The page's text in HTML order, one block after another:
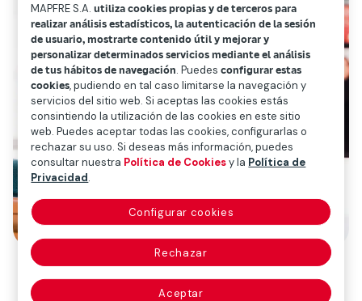
MAPFRE S.A.utiliza cookies propias y de terceros para
realizar análisis estadísticos, la autenticación de la sesión
de usuario, mostrarte contenido útil y mejorar y
personalizar determinados servicios mediante el análisis
de tus hábitos de navegación. Puedesconfigurar estas
cookies, pudiendo en tal caso limitarse la navegación y
servicios del sitio web. Si aceptas las cookies estás
consintiendo la utilización de las cookies en este sitio
web. Puedes aceptar todas las cookies, configurarlas o
rechazar su uso. Si deseas más información, puedes
consultar nuestra Política de Cookiesy la Política de
Privacidad.
Configurar cookies
Rechazar
Aceptar